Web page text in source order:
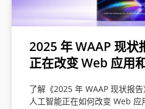
2025 年 WAAP 现状
正在改变 Web 应用
了解《2025 年 WAAP 现状报
人工智能正在如何改变 Web 应